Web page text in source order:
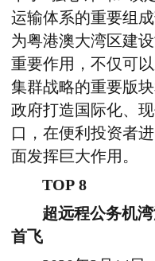
运输体系的重要组
为粤港澳大湾区建
重要作用，不仅可
集群战略的重要版
政府打造国际化、
口，在便利投资者
面发挥巨大作用。
TOP 8
超远程公务机
首飞